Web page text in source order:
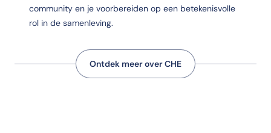
community en je voorbereiden op een betekenisvolle
rol in de samenleving.
Ontdek meer over CHE